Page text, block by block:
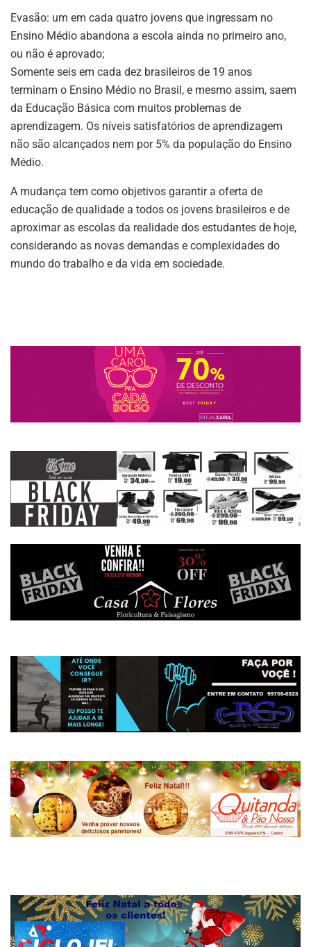
Evasão: um em cada quatro jovens que ingressam no
Ensino Médio abandona a escola ainda no primeiro ano,
ou não é aprovado;
Somente seis em cada dez brasileiros de 19 anos
terminam o Ensino Médio no Brasil, e mesmo assim, saem
da Educação Básica com muitos problemas de
aprendizagem. Os níveis satisfatórios de aprendizagem
não são alcançados nem por 5% da população do Ensino
Médio.
A mudança tem como objetivos garantir a oferta de
educação de qualidade a todos os jovens brasileiros e de
aproximar as escolas da realidade dos estudantes de hoje,
considerando as novas demandas e complexidades do
mundo do trabalho e da vida em sociedade.